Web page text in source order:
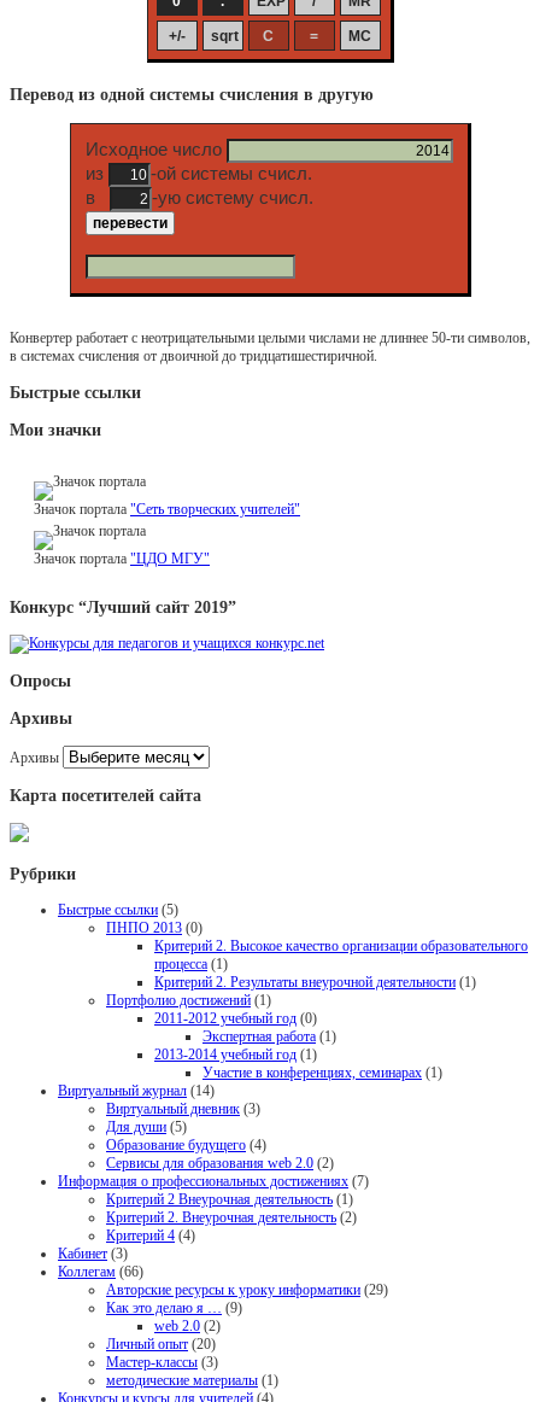
Перевод из одной системы счисления в другую
Исходное число
из
-ой системы счисл.
в
-ую систему счисл.
Конвертер работает с неотрицательными целыми числами не длиннее 50-ти символов,
в системах счисления от двоичной до тридцатишестиричной.
Быстрые ссылки
Мои значки
Значок портала "Сеть творческих учителей"
Значок портала "ЦДО МГУ"
Конкурс “Лучший сайт 2019”
Опросы
Архивы
Архивы
Карта посетителей сайта
Рубрики
Быстрые ссылки (5)
ПНПО 2013 (0)
Критерий 2. Высокое качество организации образовательного
процесса (1)
Критерий 2. Результаты внеурочной деятельности (1)
Портфолио достижений (1)
2011-2012 учебный год (0)
Экспертная работа (1)
2013-2014 учебный год (1)
Участие в конференциях, семинарах (1)
Виртуальный журнал (14)
Виртуальный дневник (3)
Для души (5)
Образование будущего (4)
Сервисы для образования web 2.0 (2)
Информация о профессиональных достижениях (7)
Критерий 2 Внеурочная деятельность (1)
Критерий 2. Внеурочная деятельность (2)
Критерий 4 (4)
Кабинет (3)
Коллегам (66)
Авторские ресурсы к уроку информатики (29)
Как это делаю я … (9)
web 2.0 (2)
Личный опыт (20)
Мастер-классы (3)
методические материалы (1)
Конкурсы и курсы для учителей (4)